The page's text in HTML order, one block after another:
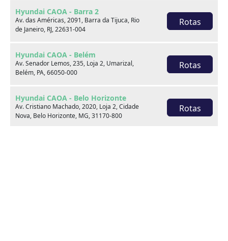
Hyundai CAOA - Barra 2
Av. das Américas, 2091, Barra da Tijuca, Rio
de Janeiro, RJ, 22631-004
Rotas
Hyundai CAOA - Belém
Av. Senador Lemos, 235, Loja 2, Umarizal,
Belém, PA, 66050-000
Rotas
Hyundai CAOA - Belo Horizonte
Av. Cristiano Machado, 2020, Loja 2, Cidade
Nova, Belo Horizonte, MG, 31170-800
Rotas
Por: R$ 55.990,00
Topo
Acesso rápido